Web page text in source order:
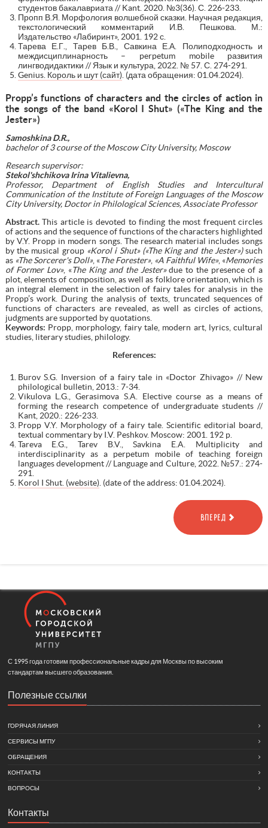
студентов бакалавриата // Kant. 2020. №3(36). С. 226-233.
Пропп В.Я. Морфология волшебной сказки. Научная редакция,
текстологический комментарий И.В. Пешкова. М.:
Издательство «Лабиринт», 2001. 192 с.
Тарева Е.Г., Тарев Б.В., Савкина Е.А. Полиподходность и
междисциплинарность – perpetum mobile развития
лингводидактики // Язык и культура, 2022. № 57. С. 274-291.
Genius. Король и шут (сайт). (дата обращения: 01.04.2024).
Propp’s functions of characters and the circles of action in
the songs of the band «Korol I Shut» («The King and the
Jester»)
Samoshkina D.R.,
bachelor of 3 course of the Moscow City University, Moscow
Research supervisor:
Stekol'shchikova Irina Vitalievna,
Professor, Department of English Studies and Intercultural
Communication of the Institute of Foreign Languages of the Moscow
City University, Doctor in Philological Sciences, Associate Professor
Abstract.This article is devoted to finding the most frequent circles
of actions and the sequence of functions of the characters highlighted
by V.Y. Propp in modern songs. The research material includes songs
by the musical group «Korol i Shut» («The King and the Jester»)such
as«The Sorcerer's Doll», «The Forester», «A Faithful Wife», «Memories
of Former Lov», «The King and the Jester»due to the presence of a
plot, elements of composition, as well as folklore orientation, which is
an integral element in the selection of fairy tales for analysis in the
Propp’s work. During the analysis of texts, truncated sequences of
functions of characters are revealed, as well as circles of actions,
judgments are supported by quotations.
Keywords: Propp, morphology, fairy tale, modern art, lyrics, cultural
studies, literary studies, philology.
References:
Burov S.G. Inversion of a fairy tale in «Doctor Zhivago» // New
philological bulletin, 2013.: 7-34.
Vikulova L.G., Gerasimova S.A. Elective course as a means of
forming the research competence of undergraduate students //
Kant, 2020.: 226-233.
Propp V.Y. Morphology of a fairy tale. Scientific editorial board,
textual commentary by I.V. Peshkov. Moscow: 2001. 192 p.
Tareva E.G., Tarev B.V., Savkina E.A. Multiplicity and
interdisciplinarity as a perpetum mobile of teaching foreign
languages development // Language and Culture, 2022. №57.: 274-
291.
Korol I Shut. (website). (date of the address: 01.04.2024).
ВПЕРЕД
С 1995 года готовим профессиональные кадры для Москвы по высоким
стандартам высшего образования.
Полезные ссылки
ГОРЯЧАЯ ЛИНИЯ
СЕРВИСЫ МГПУ
ОБРАЩЕНИЯ
КОНТАКТЫ
ВОПРОСЫ
Контакты